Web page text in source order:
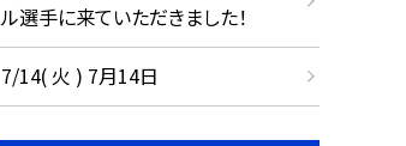
ル選手に来ていただきました！
7/14( 火 ) 7月14日